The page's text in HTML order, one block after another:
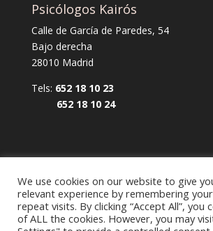
Psicólogos Kairós
Calle de García de Paredes, 54
Bajo derecha
28010 Madrid
Tels: 652 18 10 23
652 18 10 24
Aviso legal y política de
We use cookies on our website to give
relevant experience by remembering
repeat visits. By clicking “Accept All”, you
of ALL the cookies. However, you may